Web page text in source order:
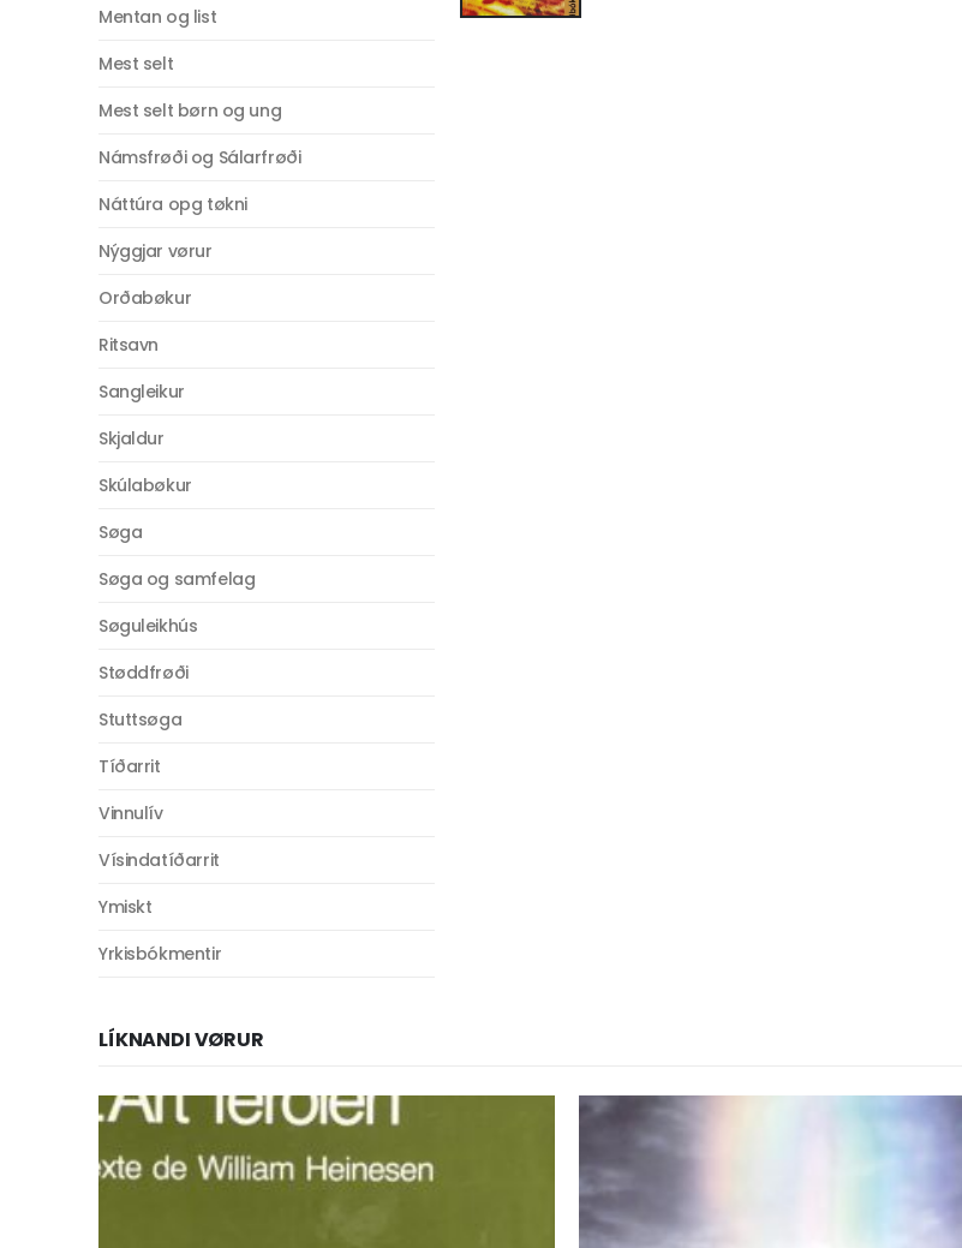
Mentan og list
Mest selt
Mest selt børn og ung
Námsfrøði og Sálarfrøði
Náttúra opg tøkni
Nýggjar vørur
Orðabøkur
Ritsavn
Sangleikur
Skjaldur
Skúlabøkur
Søga
Søga og samfelag
Søguleikhús
Støddfrøði
Stuttsøga
Tíðarrit
Vinnulív
Vísindatíðarrit
Ymiskt
Yrkisbókmentir
LÍKNANDI VØRUR